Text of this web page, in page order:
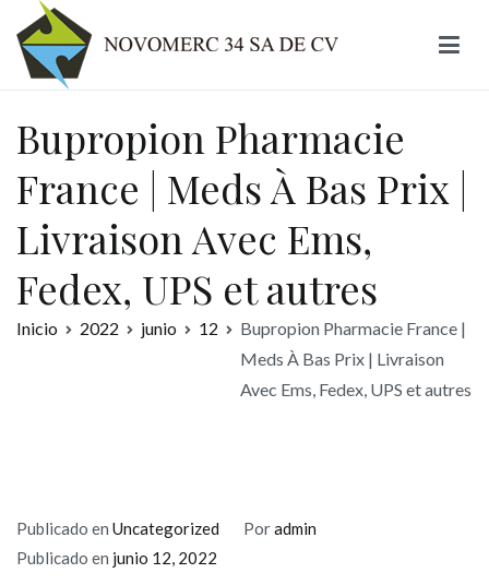
contenido
Bupropion Pharmacie
France | Meds À Bas Prix |
Livraison Avec Ems,
Fedex, UPS et autres
Inicio 2022 junio 12
Bupropion Pharmacie France |
Meds À Bas Prix | Livraison
Avec Ems, Fedex, UPS et autres
Publicado en Uncategorized Poradmin
Publicado en junio 12, 2022